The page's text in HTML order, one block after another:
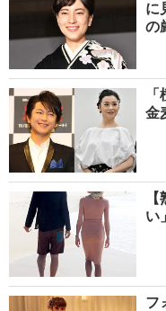
に
の
金
い
フ